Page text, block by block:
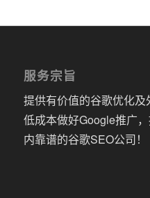
服务宗旨
提供有价值的谷歌优化
低成本做好Google推广
内靠谱的谷歌SEO公司！